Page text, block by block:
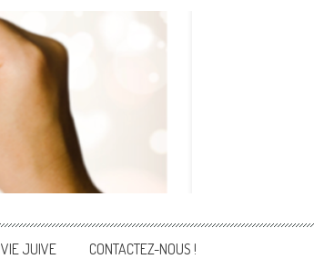
VIE JUIVE CONTACTEZ-NOUS !